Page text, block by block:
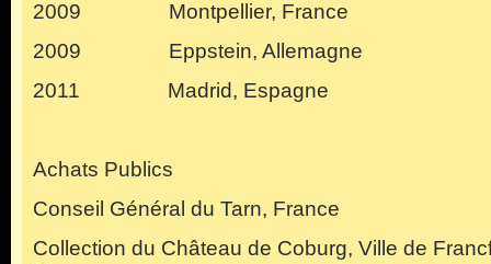
2009 Montpellier, France
2009 Eppstein, Allemagne
2011 Madrid, Espagne
Achats Publics
Conseil Général du Tarn, France
Collection du Château de Coburg, Ville de